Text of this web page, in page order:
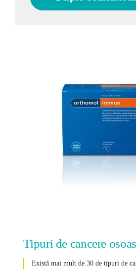
Tipuri de cancere
Există mai mult de 30 de tipuri de